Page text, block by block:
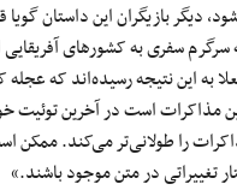
دیگر بازیگران این داستان
سفری به کشورهای آفریقایی
به این نتیجه رسیده‌اند که
این مذاکرات است در آخرین
را طولانی‌تر می‌کند. ممکن
تغییراتی در متن موجود باشند.»